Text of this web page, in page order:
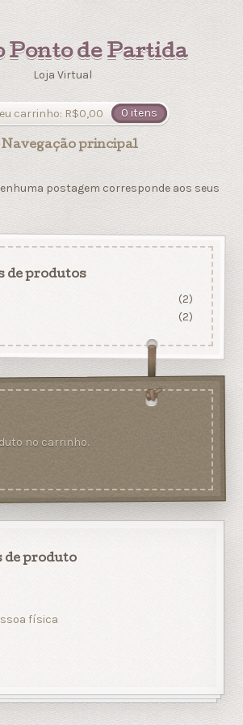
Ponto de Partida
Loja Virtual
carrinho: R$0,00 0 itens
Navegação principal
postagem corresponde aos seus
de produtos
(2)
(2)
no carrinho.
de produto
física